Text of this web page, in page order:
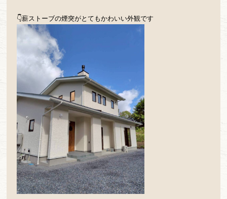
👇薪ストーブの煙突がとてもかわいい外観です